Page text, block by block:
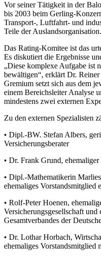
Vor seiner Tätigkeit in der
bis 2003 beim Gerling-
Transport-, Luftfahrt- und
Teile der Auslandsorganisation.
Das Rating-Komitee ist das
Es diskutiert die Ergebnisse
„Diese komplexe Aufgabe ist
bewältigen“, erklärt Dr.
Gremium setzt sich aus dem
einem Bereichsleiter Analyse
mindestens zwei externen
Zu den externen Spezialisten
• Dipl.-BW. Stefan Albers,
Versicherungsberater
• Dr. Frank Grund,
• Dipl.-Mathematikerin
ehemaliges Vorstandsmitglied
• Rolf-Peter Hoenen,
Versicherungsgesellschaft und
Gesamtverbandes der
• Dr. Lothar Horbach,
ehemaliges Vorstandsmitglied